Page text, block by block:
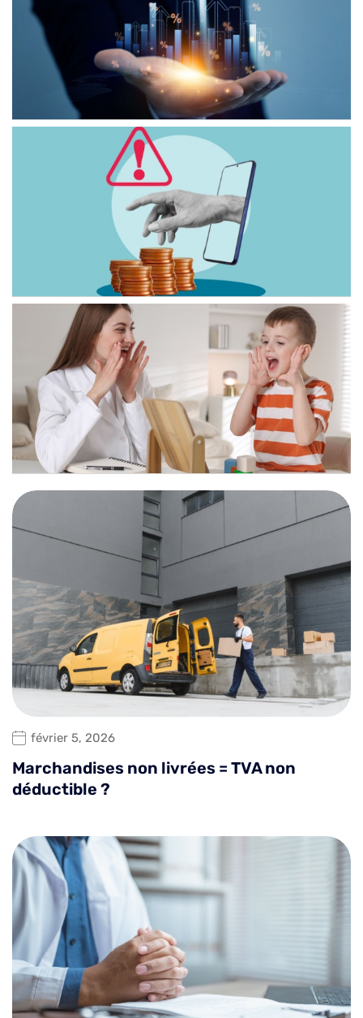
février 5, 2026
Marchandises non livrées = TVA non
déductible ?